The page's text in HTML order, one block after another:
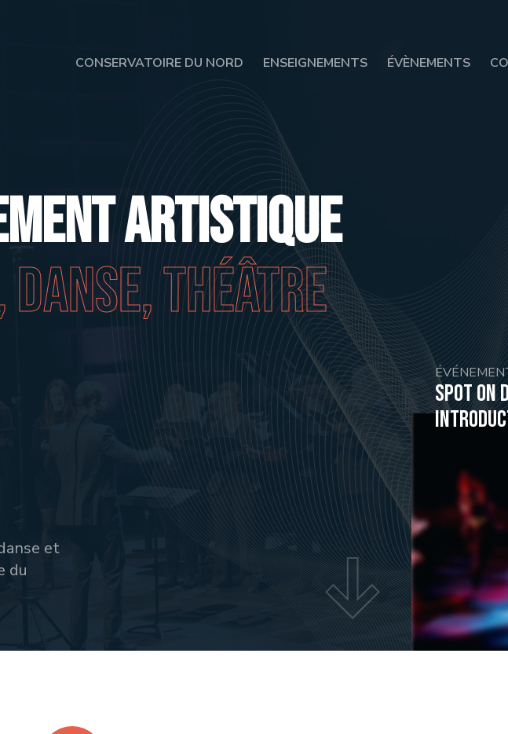
CONSERVATOIRE DU NORD ENSEIGNEMENTS ÉVÈNEMENTS
artistique
danse, théâtre
et
du
Spot on